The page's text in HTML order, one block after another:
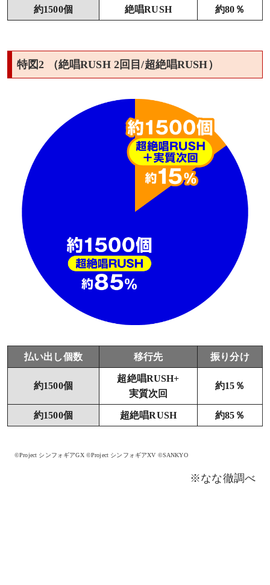
約1500個 絶唱RUSH 約80％
特図2 （絶唱RUSH 2回目/超絶唱RUSH）
払い出し個数 移行先 振り分け
約1500個
超絶唱RUSH+
実質次回
約15％
約1500個 超絶唱RUSH 約85％
©Project シンフォギアGX ©Project シンフォギアXV ©SANKYO
※なな徹調べ